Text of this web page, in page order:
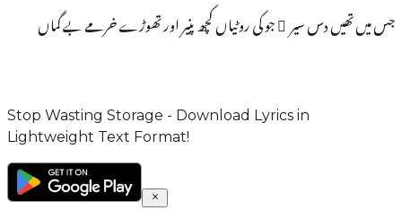
جس میں تھیں دس سیر َ جو کی روٹیاں کچھ پنیر اور تھوڑے خرمے بے گماں
Stop Wasting Storage - Download Lyrics in
Lightweight Text Format!